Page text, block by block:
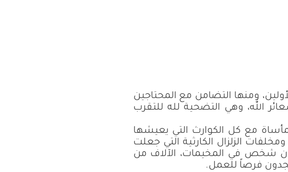
ومنها التضامن مع المحتاجين
الله، وهي التضحية لله للتقرب
مع كل الكوارث التي يعيشها
الزلزال الكارثية التي جعلت
مأوى. صراعٌ أدى إلى وجود أكثر من 1.8 مليون شخص في المخيمات، الآلاف من
يجدون فرصاً للعمل.